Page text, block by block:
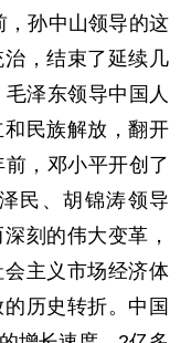
，孙中山领导的这
，结束了延续几
泽东领导中国人
民族解放，翻开
，邓小平开创了
民、胡锦涛领导
刻的伟大变革，
主义市场经济体
历史转折。中国